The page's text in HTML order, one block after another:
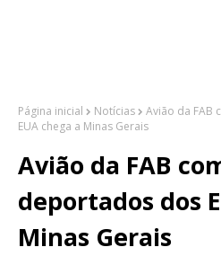
Página inicial Notícias
Avião da FAB
EUA chega a Minas Gerais
Avião da FAB
deportados dos
Minas Gerais